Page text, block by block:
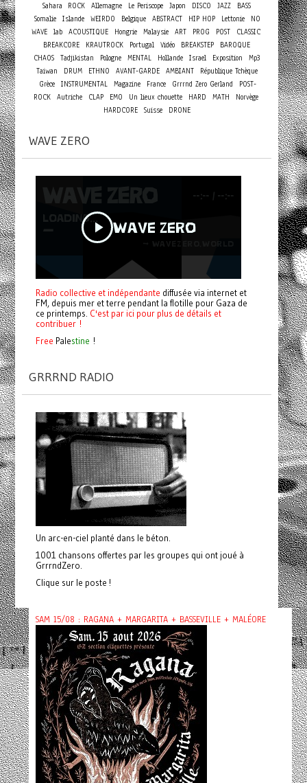
Sahara
ROCK Allemagne Le Periscope Japon DISCO JAZZ
BASS
Somalie Islande WEIRDO Belgique ABSTRACT HIP HOP Lettonie
NO
WAVE lab ACOUSTIQUE Hongrie Malaysie ART PROG POST
CLASSIC
BREAKCORE
KRAUTROCK Portugal Vidéo BREAKSTEP
BAROQUE
CHAOS Tadjikistan Pologne MENTAL Hollande Israel Exposition
Mp3
Taiwan
DRUM ETHNO AVANT-GARDE AMBIANT
République Tchèque
Grèce
INSTRUMENTAL Magazine France Grrrnd Zero Gerland
POST-
ROCK Autriche CLAP EMO Un lieux chouette HARD MATH
Norvège
HARDCORE
Suisse DRONE
WAVE ZERO
Radio collective et indépendante diffusée via internet et
FM, depuis mer et terre pendant la flotille pour Gaza de
ce printemps. C'est par ici pour plus de détails et
contribuer !
Free Palestine !
GRRRND RADIO
Un arc-en-ciel planté dans le béton.
1001 chansons offertes par les groupes qui ont joué à
GrrrndZero.
Clique sur le poste !
SAM 15/08 : RAGANA + MARGARITA + BASSEVILLE + MALÉORE